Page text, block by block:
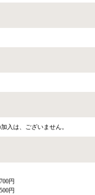
入は、ございません。
円
円